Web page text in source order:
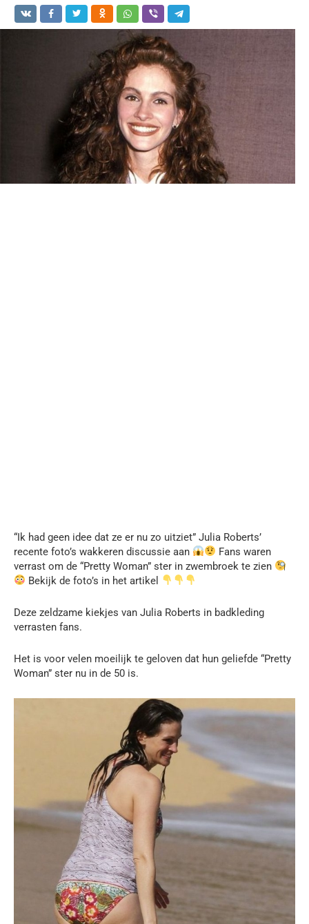
“Ik had geen idee dat ze er nu zo uitziet” Julia Roberts’
recente foto’s wakkeren discussie aan
Fans waren
verrast om de “Pretty Woman” ster in zwembroek te zien
Bekijk de foto’s in het artikel
Deze zeldzame kiekjes van Julia Roberts in badkleding
verrasten fans.
Het is voor velen moeilijk te geloven dat hun geliefde “Pretty
Woman” ster nu in de 50 is.